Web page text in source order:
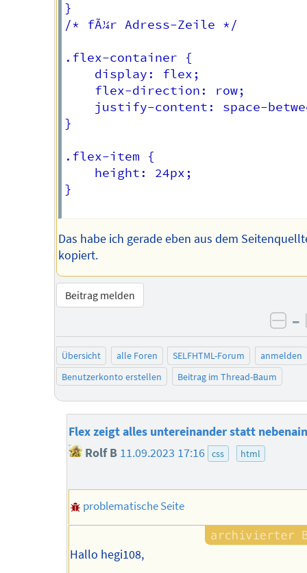
}
/* fÃ¼r Adress-Zeile */
.flex-container {
    display: flex;
justify-content: space-
}
.flex-item {
}
Das habe ich gerade eben aus dem
kopiert.
Beitrag melden
–
Übersicht alle Foren SELFHTML-Forum
anmelden
Benutzerkonto erstellen
Beitrag im Thread-Baum
Flex zeigt alles untereinander statt
Rolf B 11.09.2023 17:16 css html
problematische Seite
Hallo hegi108,